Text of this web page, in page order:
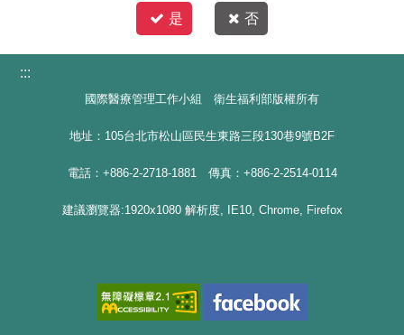
是 否
:::
國際醫療管理工作小組 衛生福利部版權所有
地址：105台北市松山區民生東路三段130巷9號B2F
電話：+886-2-2718-1881 傳真：+886-2-2514-0114
建議瀏覽器:1920x1080 解析度, IE10, Chrome, Firefox